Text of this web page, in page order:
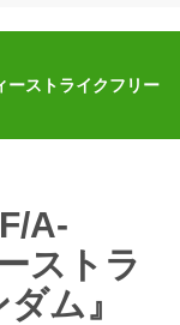
ストライクフリー
A-
ストラ
ム』